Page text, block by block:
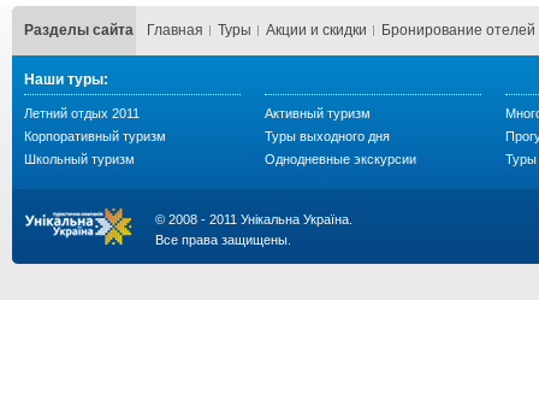
Разделы сайта Главная Туры Акции и скидки Бронирование отелей
Наши туры:
Летний отдых 2011
Корпоративный туризм
Школьный туризм
Активный туризм
Туры выходного дня
Однодневные экскурсии
Туры
© 2008 - 2011 Унікальна Україна.
Все права защищены.